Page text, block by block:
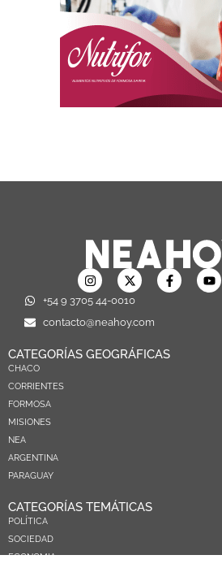
+54 9 3705 44-0010
contacto@neahoy.com
CATEGORÍAS GEOGRÁFICAS
CHACO
CORRIENTES
FORMOSA
MISIONES
NEA
ARGENTINA
PARAGUAY
CATEGORÍAS TEMÁTICAS
POLÍTICA
SOCIEDAD
ECONOMIA